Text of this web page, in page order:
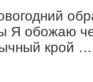
Я обожаю
крой …